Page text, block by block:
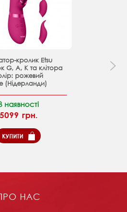
кролик Etsu
G, A, K та клітора
рожевий
(Нідерланди)
наявності
5099 грн.
КУПИТИ
НАС